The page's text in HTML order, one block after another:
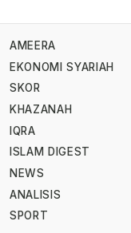
AMEERA
EKONOMI SYARIAH
SKOR
KHAZANAH
IQRA
ISLAM DIGEST
NEWS
ANALISIS
SPORT